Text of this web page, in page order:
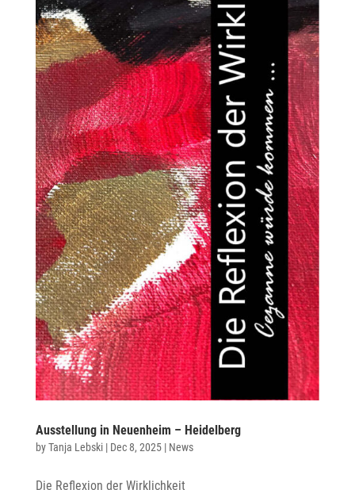
Ausstellung in Neuenheim – Heidelberg
byTanja Lebski| Dec 8, 2025| News
Die Reflexion der Wirklichkeit